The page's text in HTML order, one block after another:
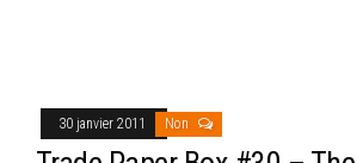
30 janvier 2011 Non